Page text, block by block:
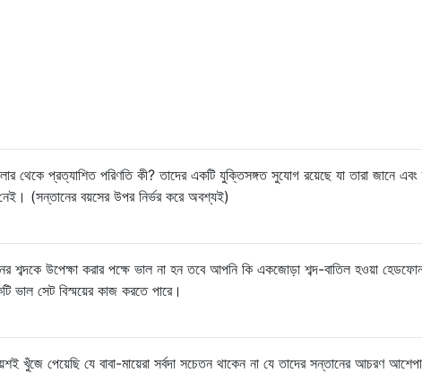
থেকে প্রত্যাশিত পরিণতি কী? তাদের একটি যুক্তিসঙ্গত সুযোগ রয়েছে যা তারা জানে
(সন্তানের বয়সের উপর নির্ভর করে অবশ্যই)
শব্দকে উপেক্ষা করার পক্ষে ভাল না হন তবে আপনি কি একজোড়া শব্দ-বাতিল হওয়া
ভাল সেট বিস্ময়ের কাজ করতে পারে।
খুঁজে পেয়েছি যে বাবা-মায়েরা সর্বদা সচেতন থাকেন না যে তাদের সন্তানের আচরণ